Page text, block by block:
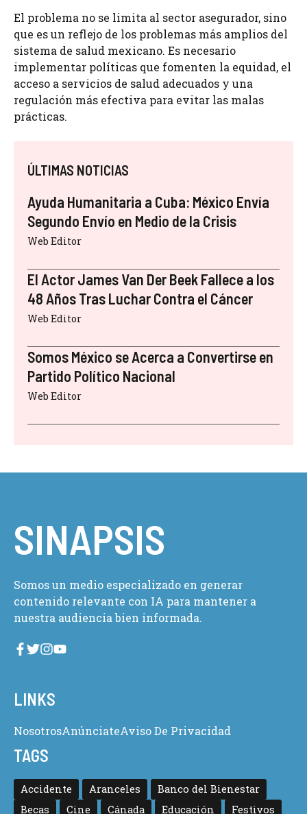
El problema no se limita al sector asegurador, sino
que es un reflejo de los problemas más amplios del
sistema de salud mexicano. Es necesario
implementar políticas que fomenten la equidad, el
acceso a servicios de salud adecuados y una
regulación más efectiva para evitar las malas
prácticas.
ÚLTIMAS NOTICIAS
Ayuda Humanitaria a Cuba: México Envía
Segundo Envío en Medio de la Crisis
Web Editor
El Actor James Van Der Beek Fallece a los
48 Años Tras Luchar Contra el Cáncer
Web Editor
Somos México se Acerca a Convertirse en
Partido Político Nacional
Web Editor
SINAPSIS
Somos un medio especializado en generar
contenido relevante con IA para mantener a
nuestra audiencia bien informada.
LINKS
NosotrosAnúnciateAviso De Privacidad
TAGS
Accidente Aranceles
Banco del Bienestar
Becas
Cine Cánada Educación Festivos